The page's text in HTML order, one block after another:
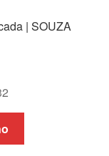
| SOUZA
preço
é: